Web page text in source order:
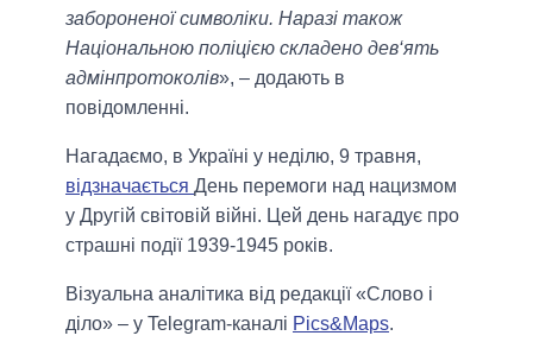
забороненої символіки. Наразі також
Національною поліцією складено дев‘ять
адмінпротоколів», – додають в
повідомленні.
Нагадаємо, в Україні у неділю, 9 травня,
відзначається День перемоги над нацизмом
у Другій світовій війні. Цей день нагадує про
страшні події 1939-1945 років.
Візуальна аналітика від редакції «Слово і
діло» – у Telegram-каналі Pics&Maps.